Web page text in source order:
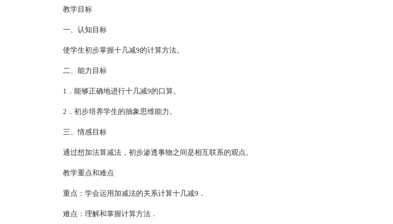
教学目标
一、认知目标
使学生初步掌握十几减9的计算方法。
二、能力目标
1．能够正确地进行十几减9的口算。
2．初步培养学生的抽象思维能力。
三、情感目标
通过想加法算减法，初步渗透事物之间是相互联系的观点。
教学重点和难点
重点：学会运用加减法的关系计算十几减9．
难点：理解和掌握计算方法．